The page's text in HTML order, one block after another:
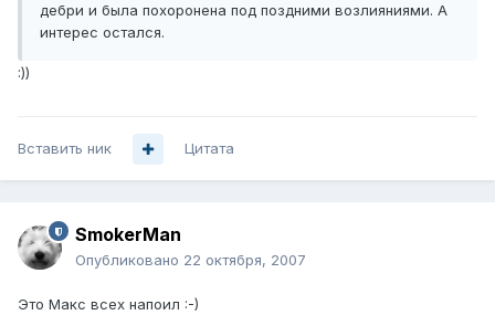
дебри и была похоронена под поздними возлияниями. А
интерес остался.
:))
Вставить ник Цитата
SmokerMan
Опубликовано 22 октября, 2007
Это Макс всех напоил :-)